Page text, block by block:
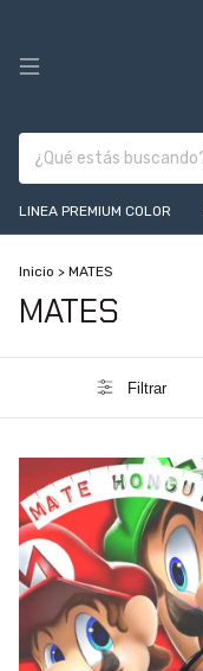
LINEA PREMIUM COLOR
Inicio > MATES
MATES
Filtrar